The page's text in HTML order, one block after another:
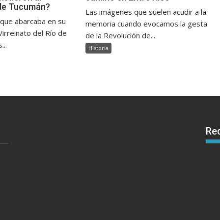
Tucumán?
abarcaba en su
del Río de
Las imágenes que suelen acudir a la
memoria cuando evocamos la gesta
de la Revolución de...
Historia